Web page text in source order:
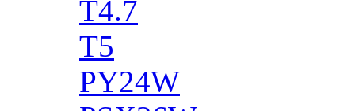
T4.7
T5
PY24W